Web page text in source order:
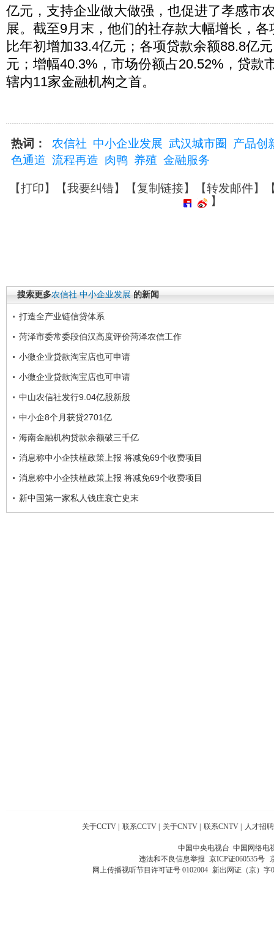
亿元，支持企业做大做强，也促进了孝感市
展。截至9月末，他们的社存款大幅增长，
比年初增加33.4亿元；各项贷款余额88.8亿
元；增幅40.3%，市场份额占20.52%，贷款
辖内11家金融机构之首。
热词： 农信社 中小企业发展 武汉城市圈
产品创
色通道 流程再造 肉鸭 养殖 金融服务
【打印】【我要纠错】【复制链接】【转发邮件】
】
搜索更多农信社 中小企业发展 的新闻
打造全产业链信贷体系
菏泽市委常委段伯汉高度评价菏泽农信工作
小微企业贷款淘宝店也可申请
小微企业贷款淘宝店也可申请
中山农信社发行9.04亿股新股
中小企8个月获贷2701亿
海南金融机构贷款余额破三千亿
消息称中小企扶植政策上报 将减免69个收费项目
消息称中小企扶植政策上报 将减免69个收费项目
新中国第一家私人钱庄衰亡史末
关于CCTV 联系CCTV 关于CNTV 联系CNTV 人才招聘
中国中央电视台 中国网络电
违法和不良信息举报 京ICP证060535号
网上传播视听节目许可证号 0102004 新出网证（京）